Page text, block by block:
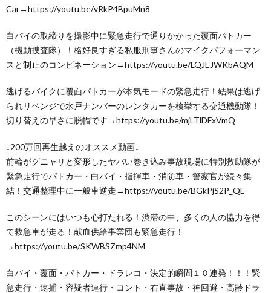
Car→https://youtu.be/vRkP4BpuMn8
白バイの取締りを撮影中に緊急走行で通りかかった覆面パトカー
（機動捜査隊）！格好良すぎる私服刑事さんのマイクパフォーマン
スと制止のコンビネーション→https://youtu.be/LQJEJWKbAQM
逃げるバイクに覆面パトカーが本気モードの緊急走行！結果は逃げ
られリベンジで水戸ナンバーのレンタカーを検挙する交通機動隊！
切り替えの早さに脱帽です→https://youtu.be/mjLTlDFxVmQ
↓200万回再生越えのオススメ動画↓
前輪がグニャリと変形したヤバい巻き込み事故現場に特別救助隊が
緊急走行でパトカー・白バイ・指揮車・消防車・警察官が続々集
結！交通整理中に一般車逆走→https://youtu.be/BGkPjS2P_QE
このシーンにはいつも心打たれる！渋滞の中、多くの人の協力を得
て救急車が走る！献血供給事業団も緊急走行！
→https://youtu.be/SKWBSZmp4NM
白バイ・覆面・パトカー・ドラレコ・決定的瞬間１０連発！！！緊
急走行・逮捕・容疑者連行・コント・右直事故・神回避・高齢ドラ